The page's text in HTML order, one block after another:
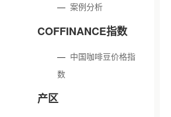
—案例分析
COFFINANCE指数
— 中国咖啡豆价格指
数
产区